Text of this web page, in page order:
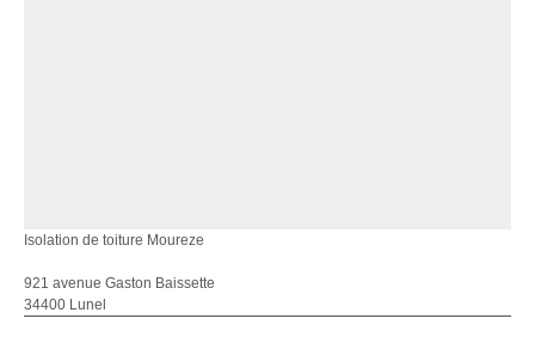
Isolation de toiture Moureze
921 avenue Gaston Baissette
34400 Lunel